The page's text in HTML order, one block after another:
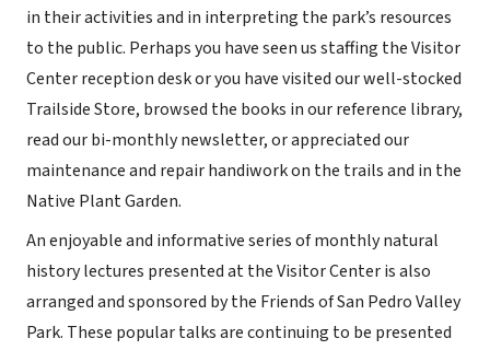
in their activities and in interpreting the park’s resources
to the public. Perhaps you have seen us staffing the Visitor
Center reception desk or you have visited our well-stocked
Trailside Store, browsed the books in our reference library,
read our bi-monthly newsletter, or appreciated our
maintenance and repair handiwork on the trails and in the
Native Plant Garden.
An enjoyable and informative series of monthly natural
history lectures presented at the Visitor Center is also
arranged and sponsored by the Friends of San Pedro Valley
Park. These popular talks are continuing to be presented